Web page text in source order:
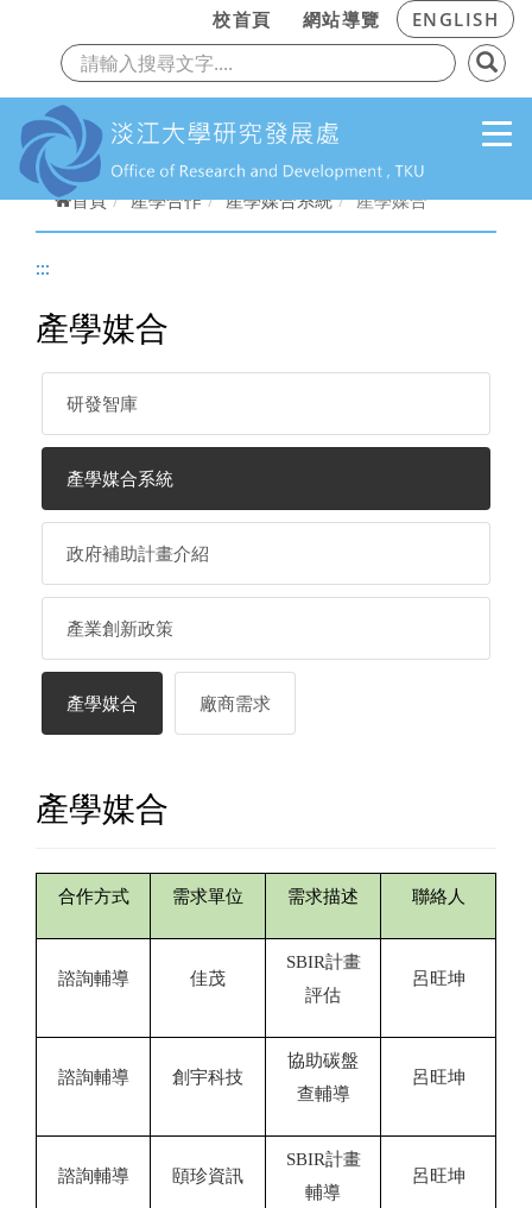
跳到主要內容
校首頁 網站導覽 ENGLISH
上一頁
首頁 產學合作 產學媒合系統 產學媒合
:::
產學媒合
研發智庫
產學媒合系統
政府補助計畫介紹
產業創新政策
產學媒合 廠商需求
產學媒合
合作方式 需求單位 需求描述 聯絡人
諮詢輔導 佳茂
SBIR計畫
評估
呂旺坤
諮詢輔導 創宇科技
協助碳盤
查輔導
呂旺坤
諮詢輔導 頤珍資訊
SBIR計畫
輔導
呂旺坤